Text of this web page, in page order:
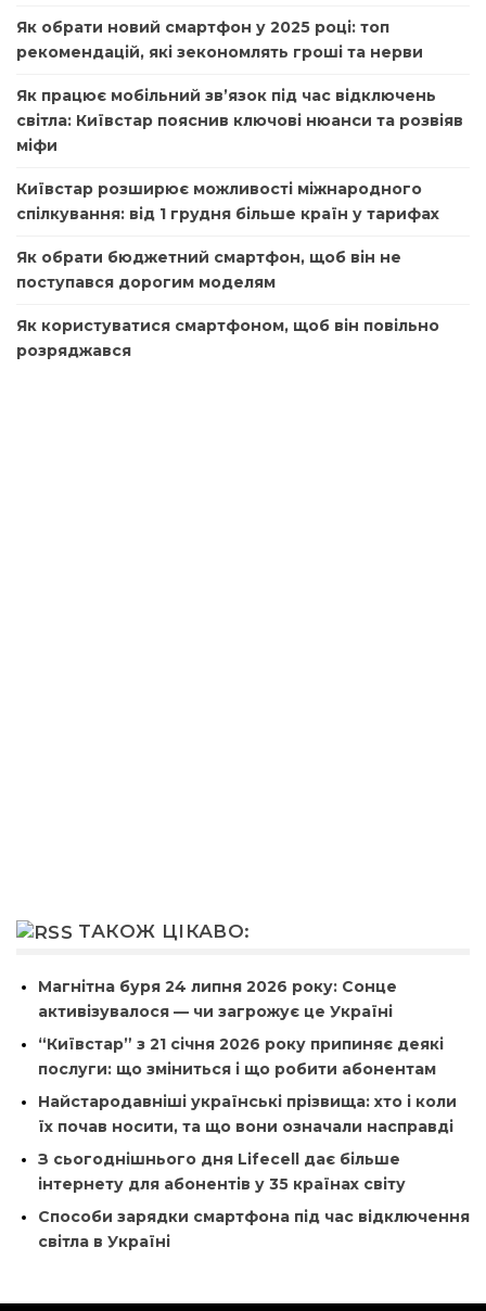
Як обрати новий смартфон у 2025 році: топ
рекомендацій, які зекономлять гроші та нерви
Як працює мобільний зв’язок під час відключень
світла: Київстар пояснив ключові нюанси та розвіяв
міфи
Київстар розширює можливості міжнародного
спілкування: від 1 грудня більше країн у тарифах
Як обрати бюджетний смартфон, щоб він не
поступався дорогим моделям
Як користуватися смартфоном, щоб він повільно
розряджався
ТАКОЖ ЦІКАВО:
Магнітна буря 24 липня 2026 року: Сонце
активізувалося — чи загрожує це Україні
“Київстар” з 21 січня 2026 року припиняє деякі
послуги: що зміниться і що робити абонентам
Найстародавніші українські прізвища: хто і коли
їх почав носити, та що вони означали насправді
З сьогоднішнього дня Lifecell дає більше
інтернету для абонентів у 35 країнах світу
Способи зарядки смартфона під час відключення
світла в Україні